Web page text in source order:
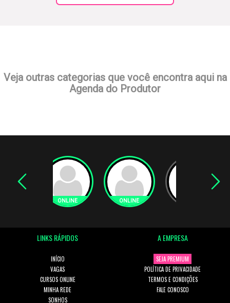
Veja outras categorias que você encontra aqui na
Agenda do Produtor
LINKS RÁPIDOS
INÍCIO
VAGAS
CURSOS ONLINE
MINHA REDE
SONHOS
A EMPRESA
SEJA PREMIUM
POLÍTICA DE PRIVACIDADE
TERMOS E CONDIÇÕES
FALE CONOSCO